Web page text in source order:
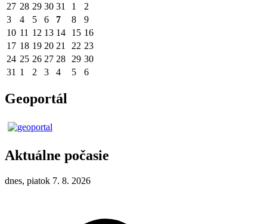
27 28 29 30 31 1
2
3
4 5 6 7 8
9
10 11 12 13 14 15 16
17 18 19 20 21 22 23
24 25 26 27 28 29 30
31 1 2 3 4 5 6
Geoportál
Aktuálne počasie
dnes, piatok 7. 8. 2026